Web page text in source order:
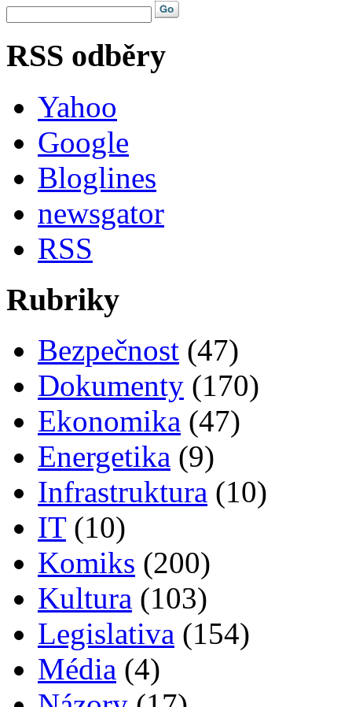
RSS odběry
Yahoo
Google
Bloglines
newsgator
RSS
Rubriky
Bezpečnost (47)
Dokumenty (170)
Ekonomika (47)
Energetika (9)
Infrastruktura (10)
IT(10)
Komiks (200)
Kultura (103)
Legislativa (154)
Média (4)